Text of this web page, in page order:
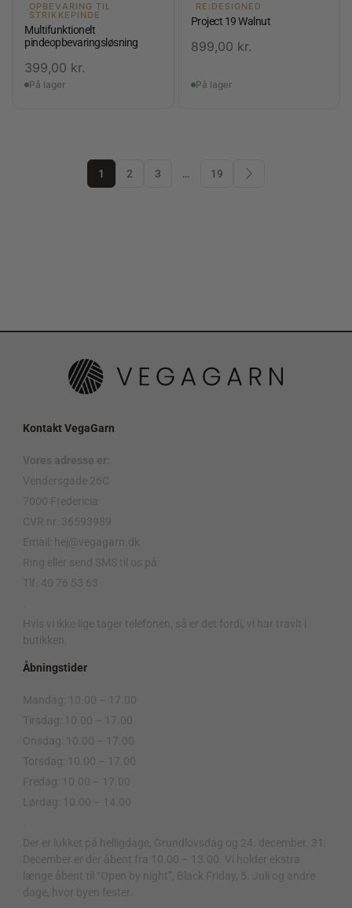
OPBEVARING TIL
STRIKKEPINDE
Multifunktionelt
pindeopbevaringsløsning
399,00 kr.
På lager
RE:DESIGNED
Project 19 Walnut
899,00 kr.
På lager
1 2 3 … 19
Kontakt VegaGarn
Vores adresse er:
Vendersgade 26C
7000 Fredericia
CVR nr. 36593989
Email: hej@vegagarn.dk
Ring eller send SMS til os på:
Tlf. 40 76 53 63
Hvis vi ikke lige tager telefonen, så er det fordi, vi har travlt i
butikken.
Åbningstider
Mandag: 10.00 – 17.00
Tirsdag: 10.00 – 17.00
Onsdag: 10.00 – 17.00
Torsdag: 10.00 – 17.00
Fredag: 10.00 – 17.00
Lørdag: 10.00 – 14.00
Der er lukket på helligdage, Grundlovsdag og 24. december. 31.
December er der åbent fra 10.00 – 13.00. Vi holder ekstra
længe åbent til “Open by night”, Black Friday, 5. Juli og andre
dage, hvor byen fester.